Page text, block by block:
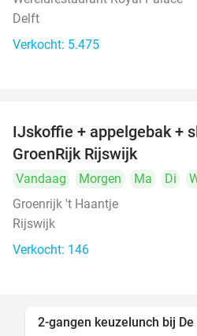
Delft
Verkocht: 5.475
IJskoffie + appelgebak +
GroenRijk Rijswijk
Vandaag Morgen Ma Di
Groenrijk 't Haantje
Rijswijk
Verkocht: 146
2-gangen keuzelunch bij